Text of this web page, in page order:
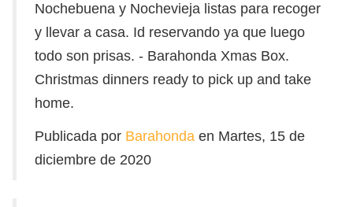
Nochebuena y Nochevieja listas para recoger
y llevar a casa. Id reservando ya que luego
todo son prisas. - Barahonda Xmas Box.
Christmas dinners ready to pick up and take
home.
Publicada por Barahonda en Martes, 15 de
diciembre de 2020